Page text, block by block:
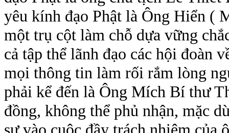
yêu kính đạo Phật là Ông Hiển (
một trụ cột làm chỗ dựa vững
cả tập thể lãnh đạo các hội đoàn
mọi thông tin làm rối rắm lòng
phải kể đến là Ông Mích Bí thư
đồng, không thể phủ nhận, mặc